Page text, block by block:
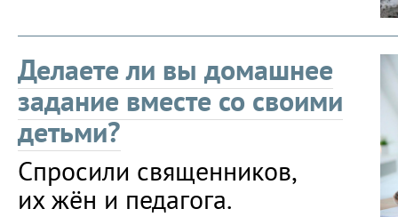
Делаете ли вы домашнее
задание вместе со своими
детьми?
Спросили священников,
их жён и педагога.